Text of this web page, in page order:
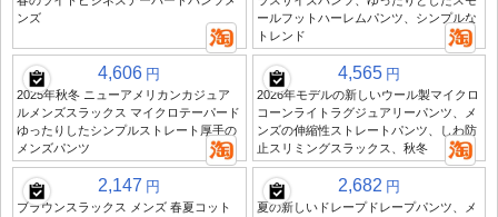
ンズ
ールフットハーレムパンツ、シンプルな
トレンド
4,606 円
2025年秋冬 ニューアメリカンカジュア
ルメンズスラックス マイクロテーパード
ゆったりしたシンプルストレート厚手の
メンズパンツ
4,565 円
2026年モデルの新しいウール製マイクロ
コーンライトラグジュアリーパンツ、メ
ンズの伸縮性ストレートパンツ、しわ防
止スリミングスラックス、秋冬
2,147 円
ブラウンスラックス メンズ 春夏コット
2,682 円
夏の新しいドレープドレープパンツ、メ